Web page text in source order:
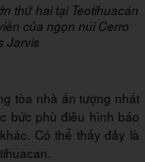
thứ hai tại Teotihuacán
của ngọn núi Cerro
Jarvis
tòa nhà ấn tượng nhất
bức phù điêu hình báo
Có thể thấy đây là